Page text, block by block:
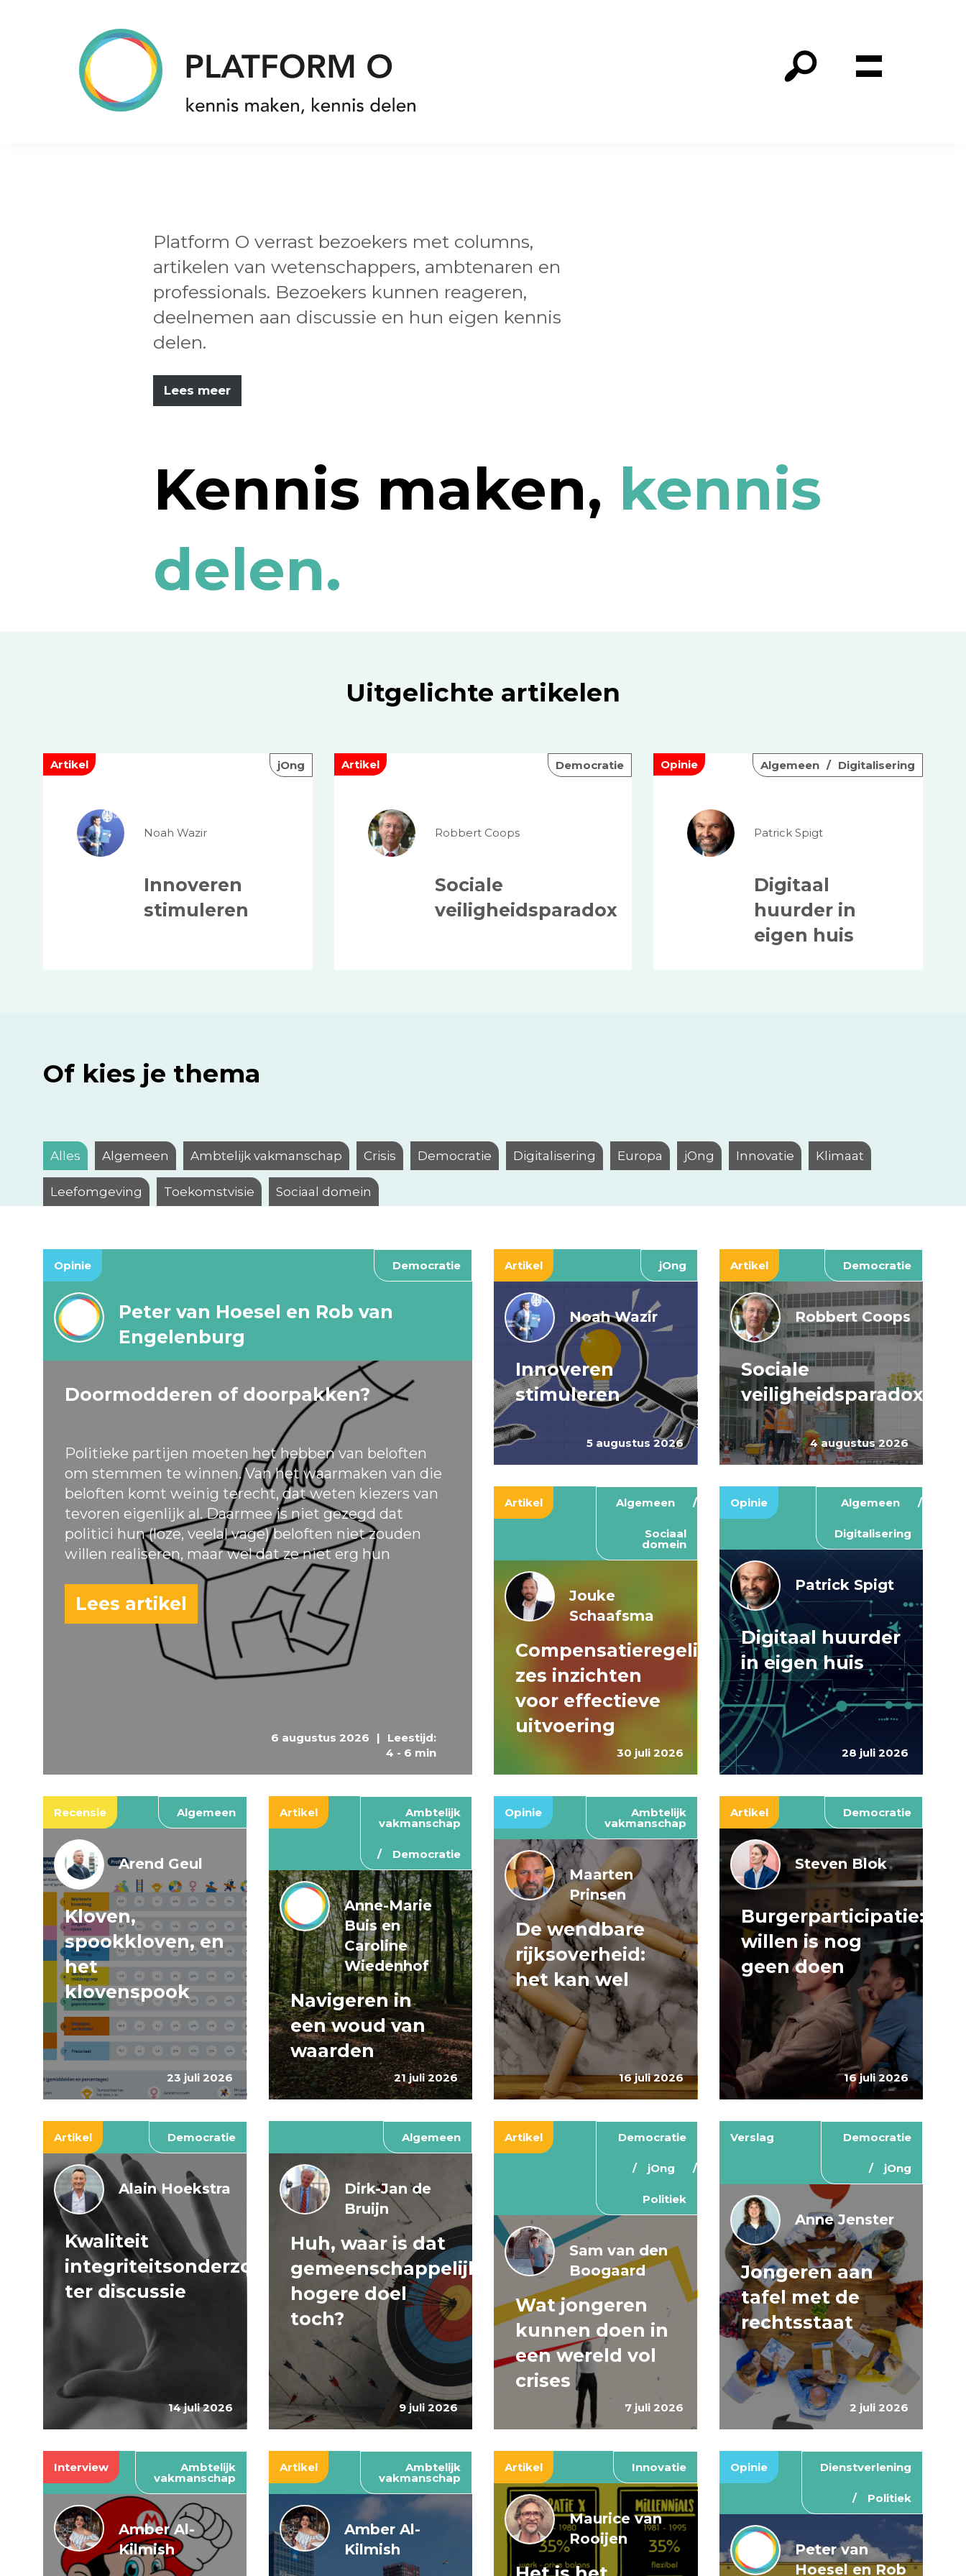
hoofdnavigatie
Platform O verrast bezoekers met columns,
artikelen van wetenschappers, ambtenaren en
professionals. Bezoekers kunnen reageren,
deelnemen aan discussie en hun eigen kennis
delen.
Lees meer
Kennis maken, kennis
delen.
Uitgelichte artikelen
Artikel jOng
Noah Wazir
Innoveren
stimuleren
Artikel Democratie
Robbert Coops
Sociale
veiligheidsparadox
Opinie Algemeen Digitalisering
Patrick Spigt
Digitaal
huurder in
eigen huis
Of kies je thema
Alles Algemeen Ambtelijk vakmanschap Crisis Democratie Digitalisering Europa jOng Innovatie Klimaat
Leefomgeving Toekomstvisie Sociaal domein
Opinie Democratie
6 augustus 2026 |
Leestijd:
4 - 6 min
Peter van Hoesel en Rob van
Engelenburg
Doormodderen of doorpakken?
Politieke partijen moeten het hebben van beloften
om stemmen te winnen. Van het waarmaken van die
beloften komt weinig terecht, dat weten kiezers van
tevoren eigenlijk al. Daarmee is niet gezegd dat
politici hun (loze, veelal vage) beloften niet zouden
willen realiseren, maar wel dat ze niet erg hun
Lees artikel
Artikel jOng
5 augustus 2026
Noah Wazir
Innoveren
stimuleren
Artikel Democratie
4 augustus 2026
Robbert Coops
Sociale
veiligheidsparadox
Artikel Algemeen
Sociaal
domein
30 juli 2026
Jouke
Schaafsma
Compensatieregelingen:
zes inzichten
voor effectieve
uitvoering
Opinie Algemeen
Digitalisering
28 juli 2026
Patrick Spigt
Digitaal huurder
in eigen huis
Recensie Algemeen
23 juli 2026
Arend Geul
Kloven,
spookkloven, en
het
klovenspook
Artikel Ambtelijk
vakmanschap
Democratie
21 juli 2026
Anne-Marie
Buis en
Caroline
Wiedenhof
Navigeren in
een woud van
waarden
Opinie Ambtelijk
vakmanschap
16 juli 2026
Maarten
Prinsen
De wendbare
rijksoverheid:
het kan wel
Artikel Democratie
16 juli 2026
Steven Blok
Burgerparticipatie:
willen is nog
geen doen
Artikel Democratie
14 juli 2026
Alain Hoekstra
Kwaliteit
integriteitsonderzoeken
ter discussie
Algemeen
9 juli 2026
Dirk-Jan de
Bruijn
Huh, waar is dat
gemeenschappelijke
hogere doel
toch?
Artikel Democratie
jOng
Politiek
7 juli 2026
Sam van den
Boogaard
Wat jongeren
kunnen doen in
een wereld vol
crises
Verslag Democratie
jOng
2 juli 2026
Anne Jenster
Jongeren aan
tafel met de
rechtsstaat
Interview Ambtelijk
vakmanschap
Amber Al-
Kilmish
Artikel Ambtelijk
vakmanschap
Amber Al-
Kilmish
Artikel Innovatie
Maurice van
Rooijen
Opinie Dienstverlening
Politiek
Peter van
Hoesel en Rob